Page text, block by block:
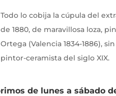
Todo lo cobija la cúpula del
de 1880, de maravillosa loza,
Ortega (Valencia 1834-1886),
pintor-ceramista del siglo XIX.
de lunes a sábado